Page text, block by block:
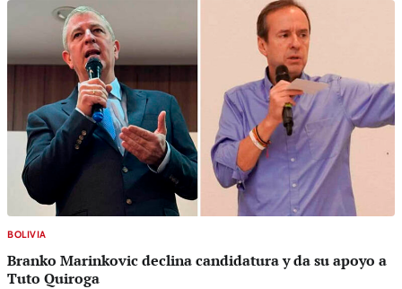
BOLIVIA
Branko Marinkovic declina candidatura y da su apoyo a
Tuto Quiroga